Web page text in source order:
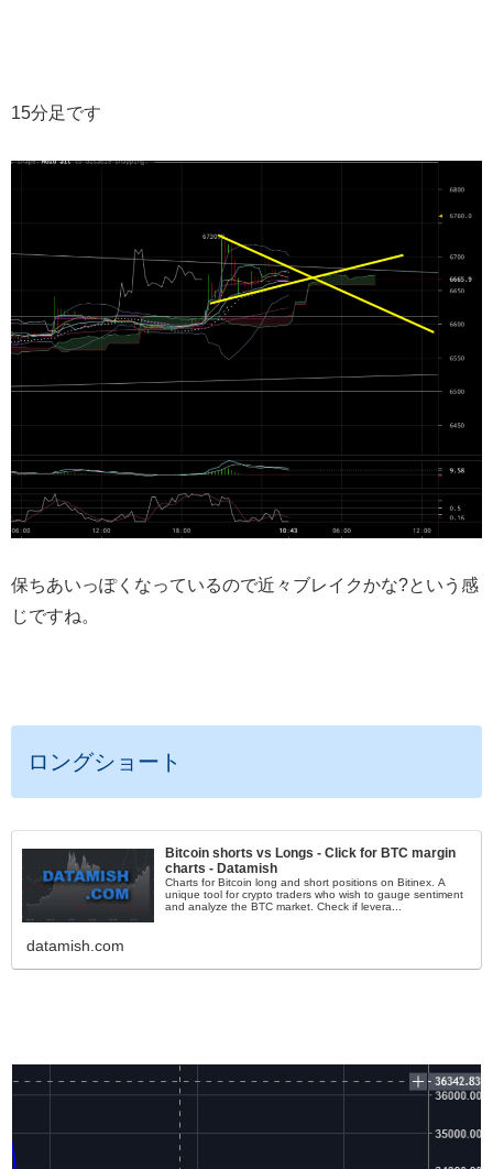
15分足です
保ちあいっぽくなっているので近々ブレイクかな?という感
じですね。
ロングショート
Bitcoin shorts vs Longs - Click for BTC margin
charts - Datamish
Charts for Bitcoin long and short positions on Bitinex. A
unique tool for crypto traders who wish to gauge sentiment
and analyze the BTC market. Check if levera...
datamish.com